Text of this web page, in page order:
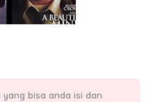
bisa anda isi dan